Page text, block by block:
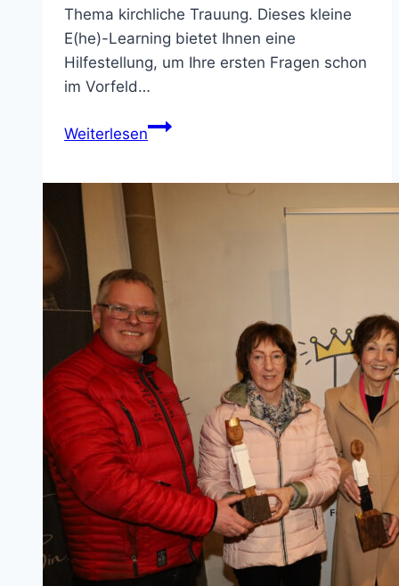
Thema kirchliche Trauung. Dieses kleine
E(he)-Learning bietet Ihnen eine
Hilfestellung, um Ihre ersten Fragen schon
im Vorfeld…
WeiterlesenE(he)-
Onlinevorträge